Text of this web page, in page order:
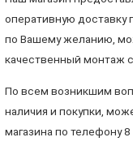
оперативную доставку
по Вашему желанию,
качественный монтаж
По всем возникшим
наличия и покупки,
магазина по телефону